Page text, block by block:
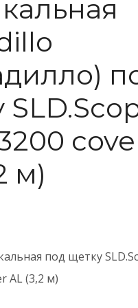
м)
под щетку
AL (3,2 м)